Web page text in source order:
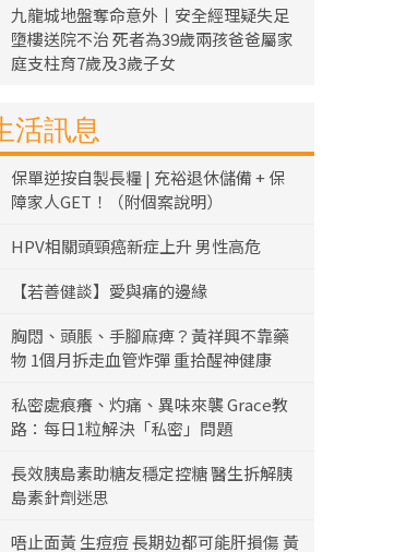
九龍城地盤奪命意外丨安全經理疑失足
墮樓送院不治 死者為39歲兩孩爸爸屬家
庭支柱育7歲及3歲子女
活訊息
保單逆按自製長糧 | 充裕退休儲備 + 保
障家人GET！（附個案說明）
HPV相關頭頸癌新症上升 男性高危
【若善健談】愛與痛的邊緣
胸悶、頭脹、手腳麻痺？黃祥興不靠藥
物 1個月拆走血管炸彈 重拾醒神健康
私密處痕癢、灼痛、異味來襲 Grace教
路：每日1粒解決「私密」問題
長效胰島素助糖友穩定控糖 醫生拆解胰
島素針劑迷思
唔止面黃 生痘痘 長期攰都可能肝損傷 黃